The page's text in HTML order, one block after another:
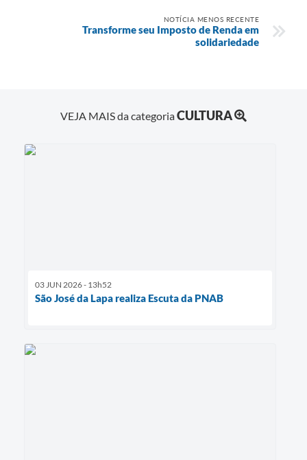
NOTÍCIA MENOS RECENTE
Transforme seu Imposto de Renda em
solidariedade
VEJA MAIS da categoriaCULTURA
03 JUN 2026 - 13h52
São José da Lapa realiza Escuta da PNAB